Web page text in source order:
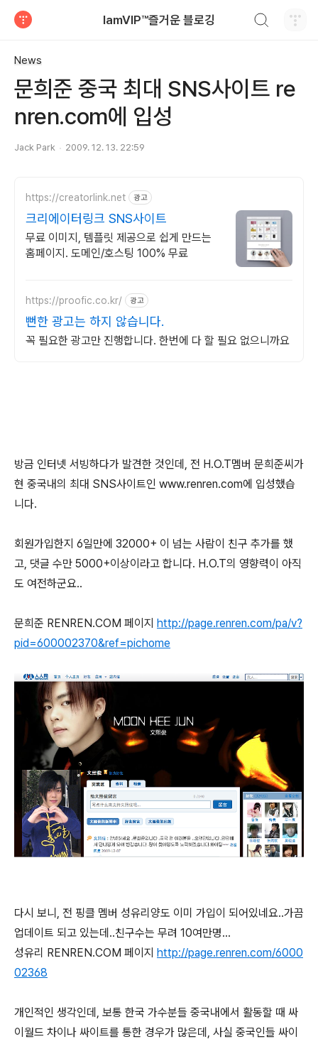
IamVIP™즐거운 블로깅
News
문희준 중국 최대 SNS사이트 re
nren.com에 입성
Jack Park 2009. 12. 13. 22:59
https://creatorlink.net 광고
크리에이터링크 SNS사이트
무료 이미지, 템플릿 제공으로 쉽게 만드는
홈페이지. 도메인/호스팅 100% 무료
https://proofic.co.kr/ 광고
뻔한 광고는 하지 않습니다.
꼭 필요한 광고만 진행합니다. 한번에 다 할 필요 없으니까요
방금 인터넷 서빙하다가 발견한 것인데, 전 H.O.T멤버 문희준씨가
현 중국내의 최대 SNS사이트인 www.renren.com에 입성했습
니다.
회원가입한지 6일만에 32000+ 이 넘는 사람이 친구 추가를 했
고, 댓글 수만 5000+이상이라고 합니다. H.O.T의 영향력이 아직
도 여전하군요..
문희준 RENREN.COM 페이지 http://page.renren.com/pa/v?
pid=600002370&ref=pichome
다시 보니, 전 핑클 멤버 성유리양도 이미 가입이 되어있네요..가끔
업데이트 되고 있는데..친구수는 무려 10여만명...
성유리 RENREN.COM 페이지 http://page.renren.com/6000
02368
개인적인 생각인데, 보통 한국 가수분들 중국내에서 활동할 때 싸
이월드 차이나 싸이트를 통한 경우가 많은데, 사실 중국인들 싸이